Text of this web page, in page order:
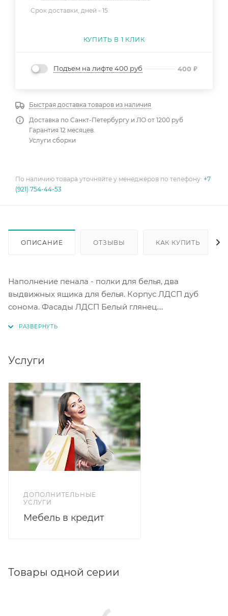
Срок доставки, дней - 15
КУПИТЬ В 1 КЛИК
Подъем на лифте 400 руб 400 ₽
Быстрая доставка товаров из наличия
Доставка по Санкт-Петербургу и ЛО от 1200 руб
Гарантия 12 месяцев.
Услуги сборки
По наличию товара уточняйте у менеджеров по телефону: +7
(921) 754-44-53
ОПИСАНИЕ ОТЗЫВЫ КАК КУПИТЬ
Наполнение пенала - полки для белья, два
выдвижных ящика для белья. Корпус ЛДСП дуб
сонома. Фасады ЛДСП Белый глянец.
Услуги
ДОПОЛНИТЕЛЬНЫЕ
УСЛУГИ
Мебель в кредит
Товары одной серии